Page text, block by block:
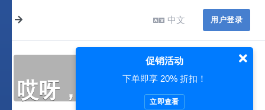
中文 用户登录
哎呀，此处出现了问题…
促销活动
下单即享 20% 折扣！
立即查看